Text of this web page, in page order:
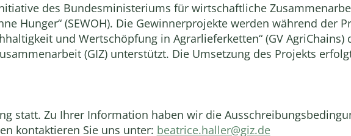
des Bundesministeriums für wirtschaftliche
Hunger“ (SEWOH). Die Gewinnerprojekte werden während der
und Wertschöpfung in Agrarlieferketten“ (GV AgriChains)
(GIZ) unterstützt. Die Umsetzung des Projekts
statt. Zu Ihrer Information haben wir die
kontaktieren Sie uns unter: beatrice.haller@giz.de